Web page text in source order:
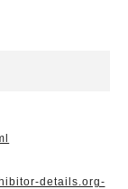
details.org-